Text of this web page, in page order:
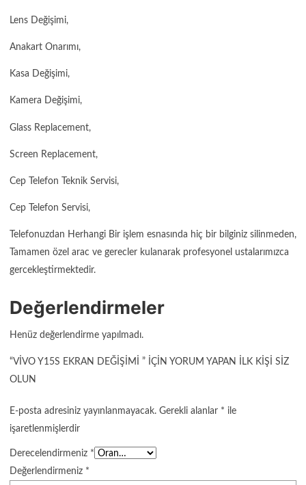
Lens Değişimi,
Anakart Onarımı,
Kasa Değişimi,
Kamera Değişimi,
Glass Replacement,
Screen Replacement,
Cep Telefon Teknik Servisi,
Cep Telefon Servisi,
Telefonuzdan Herhangi Bir işlem esnasında hiç bir bilginiz silinmeden,
Tamamen özel arac ve gerecler kulanarak profesyonel ustalarımızca
gercekleştirmektedir.
Değerlendirmeler
Henüz değerlendirme yapılmadı.
“VIVO Y15S EKRAN DEĞIŞIMI ” IÇIN YORUM YAPAN ILK KIŞI SIZ
OLUN
E-posta adresiniz yayınlanmayacak. Gerekli alanlar * ile
işaretlenmişlerdir
Derecelendirmeniz *
Değerlendirmeniz *